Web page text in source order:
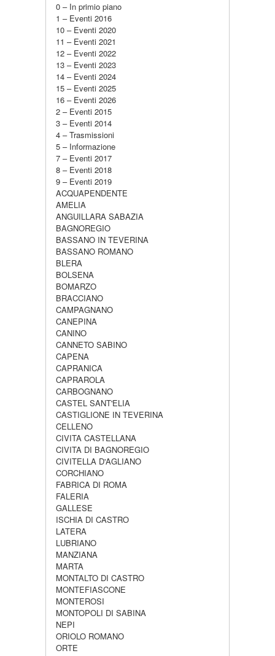
0 – In primio piano
1 – Eventi 2016
10 – Eventi 2020
11 – Eventi 2021
12 – Eventi 2022
13 – Eventi 2023
14 – Eventi 2024
15 – Eventi 2025
16 – Eventi 2026
2 – Eventi 2015
3 – Eventi 2014
4 – Trasmissioni
5 – Informazione
7 – Eventi 2017
8 – Eventi 2018
9 – Eventi 2019
ACQUAPENDENTE
AMELIA
ANGUILLARA SABAZIA
BAGNOREGIO
BASSANO IN TEVERINA
BASSANO ROMANO
BLERA
BOLSENA
BOMARZO
BRACCIANO
CAMPAGNANO
CANEPINA
CANINO
CANNETO SABINO
CAPENA
CAPRANICA
CAPRAROLA
CARBOGNANO
CASTEL SANT'ELIA
CASTIGLIONE IN TEVERINA
CELLENO
CIVITA CASTELLANA
CIVITA DI BAGNOREGIO
CIVITELLA D'AGLIANO
CORCHIANO
FABRICA DI ROMA
FALERIA
GALLESE
ISCHIA DI CASTRO
LATERA
LUBRIANO
MANZIANA
MARTA
MONTALTO DI CASTRO
MONTEFIASCONE
MONTEROSI
MONTOPOLI DI SABINA
NEPI
ORIOLO ROMANO
ORTE